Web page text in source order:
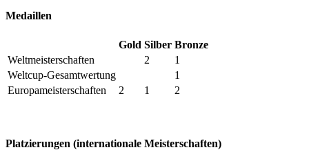
Medaillen
Gold Silber Bronze
Weltmeisterschaften
2
1
Weltcup-Gesamtwertung
1
Europameisterschaften
2 1 2
Platzierungen (internationale Meisterschaften)